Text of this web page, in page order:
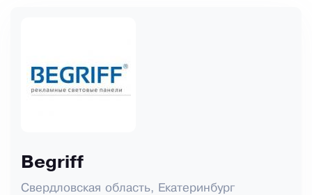
Begriff
Свердловская область, Екатеринбург